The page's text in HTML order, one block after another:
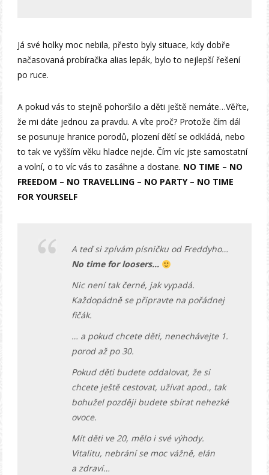
Já své holky moc nebila, přesto byly situace, kdy dobře
načasovaná probíračka alias lepák, bylo to nejlepší řešení
po ruce.
A pokud vás to stejně pohoršilo a děti ještě nemáte…Věřte,
že mi dáte jednou za pravdu. A víte proč? Protože čím dál
se posunuje hranice porodů, plození dětí se odkládá, nebo
to tak ve vyšším věku hladce nejde. Čím víc jste samostatní
a volní, o to víc vás to zasáhne a dostane. NO TIME – NO
FREEDOM – NO TRAVELLING – NO PARTY – NO TIME
FOR YOURSELF
A teď si zpívám písničku od Freddyho…
No time for loosers…
Nic není tak černé, jak vypadá.
Každopádně se připravte na pořádnej
fičák.
… a pokud chcete děti, nenechávejte 1.
porod až po 30.
Pokud děti budete oddalovat, že si
chcete ještě cestovat, užívat apod., tak
bohužel později budete sbírat nehezké
ovoce.
Mít děti ve 20, mělo i své výhody.
Vitalitu, nebrání se moc vážně, elán
a zdraví…